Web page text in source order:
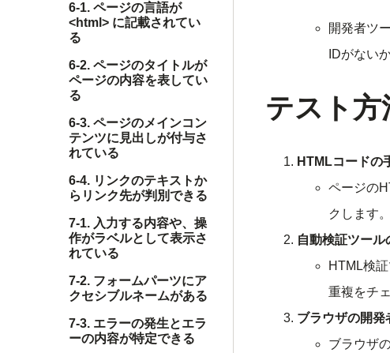
6-1. ページの言語が
<html> に記載されてい
る
6-2. ページのタイトルが
ページの内容を表してい
る
6-3. ページのメインコン
テンツに見出しが付与さ
れている
6-4. リンクのテキストか
らリンク先が判別できる
7-1. 入力する内容や、操
作がラベルとして表示さ
れている
7-2. フォームパーツにア
クセシブルネームがある
7-3. エラーの発生とエラ
ーの内容が特定できる
開発者ツ
IDがない
テスト方
HTMLコードの
ページの
クします。
自動検証ツール
HTML検
重複をチ
ブラウザの開発
ブラウザ